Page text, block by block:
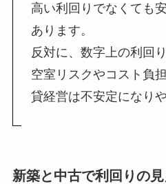
高い利回りでなくても
あります。
反対に、数字上の利回
空室リスクやコスト負
貸経営は不安定になり
新築と中古で利回りの